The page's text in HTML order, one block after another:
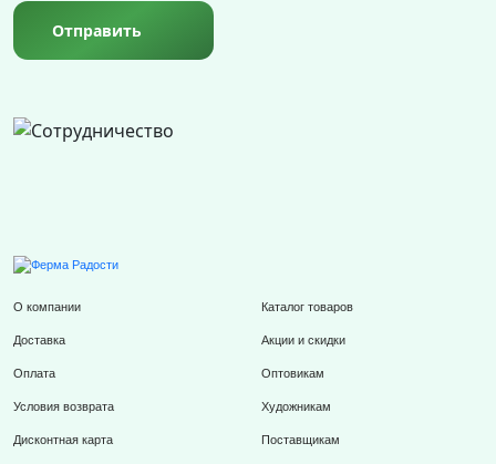
Отправить
О компании
Доставка
Оплата
Условия возврата
Дисконтная карта
Каталог товаров
Акции и скидки
Оптовикам
Художникам
Поставщикам